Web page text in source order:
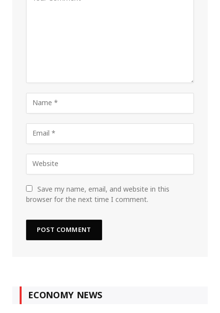
Save my name, email, and website in this
browser for the next time I comment.
ECONOMY NEWS